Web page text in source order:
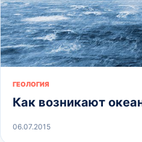
ГЕОЛОГИЯ
Как возникают
06.07.2015